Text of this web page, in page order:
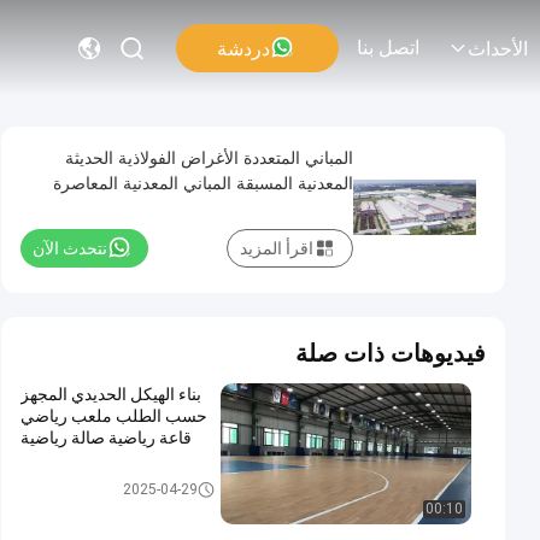
الأحداث اتصل بنا دردشة
المباني المتعددة الأغراض الفولاذية الحديثة
المعدنية المسبقة المباني المعدنية المعاصرة
نتحدث الآن اقرأ المزيد
فيديوهات ذات صلة
00:10
بناء الهيكل الحديدي المجهز
حسب الطلب ملعب رياضي
قاعة رياضية صالة رياضية
بناء الهياكل الفولاذية2025-04-29